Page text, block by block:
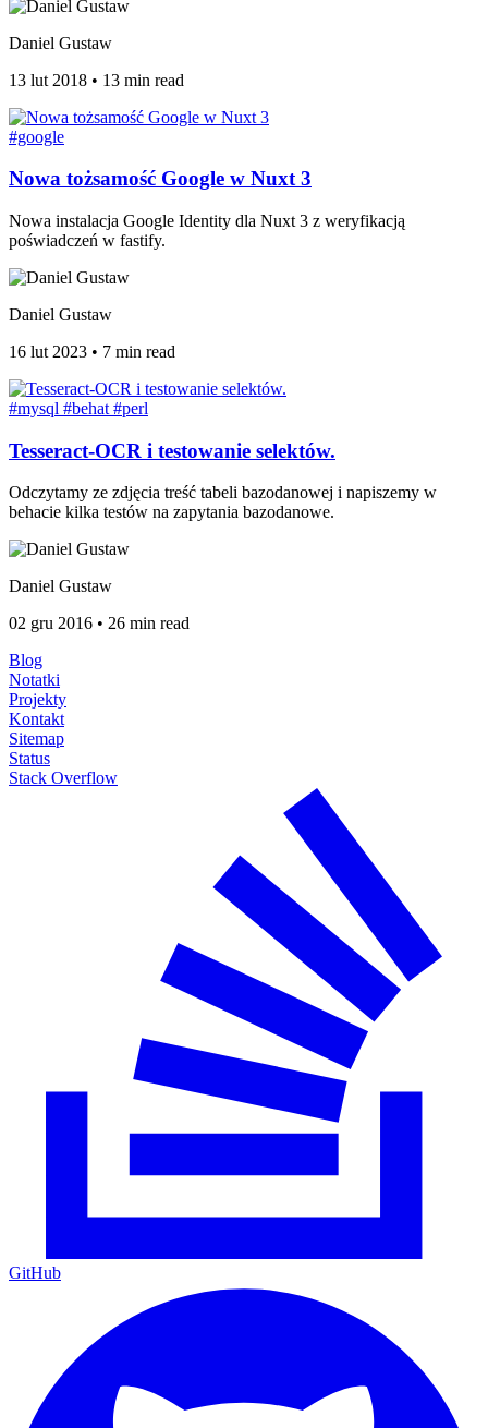
Daniel Gustaw
13 lut 2018 • 13 min read
#google
Nowa tożsamość Google w Nuxt 3
Nowa instalacja Google Identity dla Nuxt 3 z weryfikacją
poświadczeń w fastify.
Daniel Gustaw
16 lut 2023 • 7 min read
#mysql #behat #perl
Tesseract-OCR i testowanie selektów.
Odczytamy ze zdjęcia treść tabeli bazodanowej i napiszemy w
behacie kilka testów na zapytania bazodanowe.
Daniel Gustaw
02 gru 2016 • 26 min read
Blog
Notatki
Projekty
Kontakt
Sitemap
Status
Stack Overflow
GitHub